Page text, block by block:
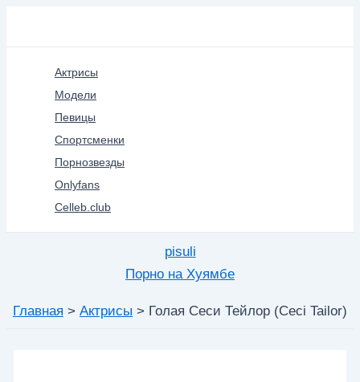
Актрисы
Модели
Певицы
Спортсменки
Порнозвезды
Onlyfans
Celleb.club
pisuli
Порно на Хуямбе
Главная Актрисы Голая Сеси Тейлор (Ceci Tailor)